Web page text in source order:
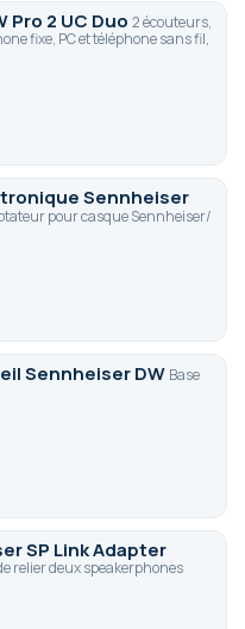
Pro 2 UC Duo 2 écouteurs,
fixe, PC et téléphone sans fil,
Sennheiser
pour casque Sennheiser/
Sennheiser DW Base
SP Link Adapter
relier deux speakerphones